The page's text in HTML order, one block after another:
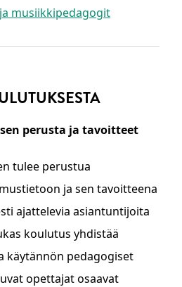
musiikkipedagogit
perusta ja tavoitteet
tulee perustua
ja sen tavoitteena
ajattelevia asiantuntijoita
koulutus yhdistää
käytännön pedagogiset
opettajat osaavat